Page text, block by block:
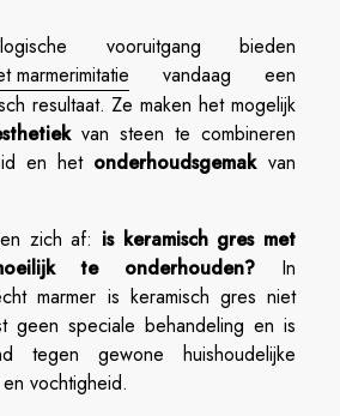
vooruitgang bieden
marmerimitatie vandaag een
resultaat. Ze maken het mogelijk
van steen te combineren
en het onderhoudsgemakvan
zich af: is keramisch gres met
te onderhouden? In
marmer is keramisch gres niet
geen speciale behandeling en is
tegen gewone huishoudelijke
vochtigheid.